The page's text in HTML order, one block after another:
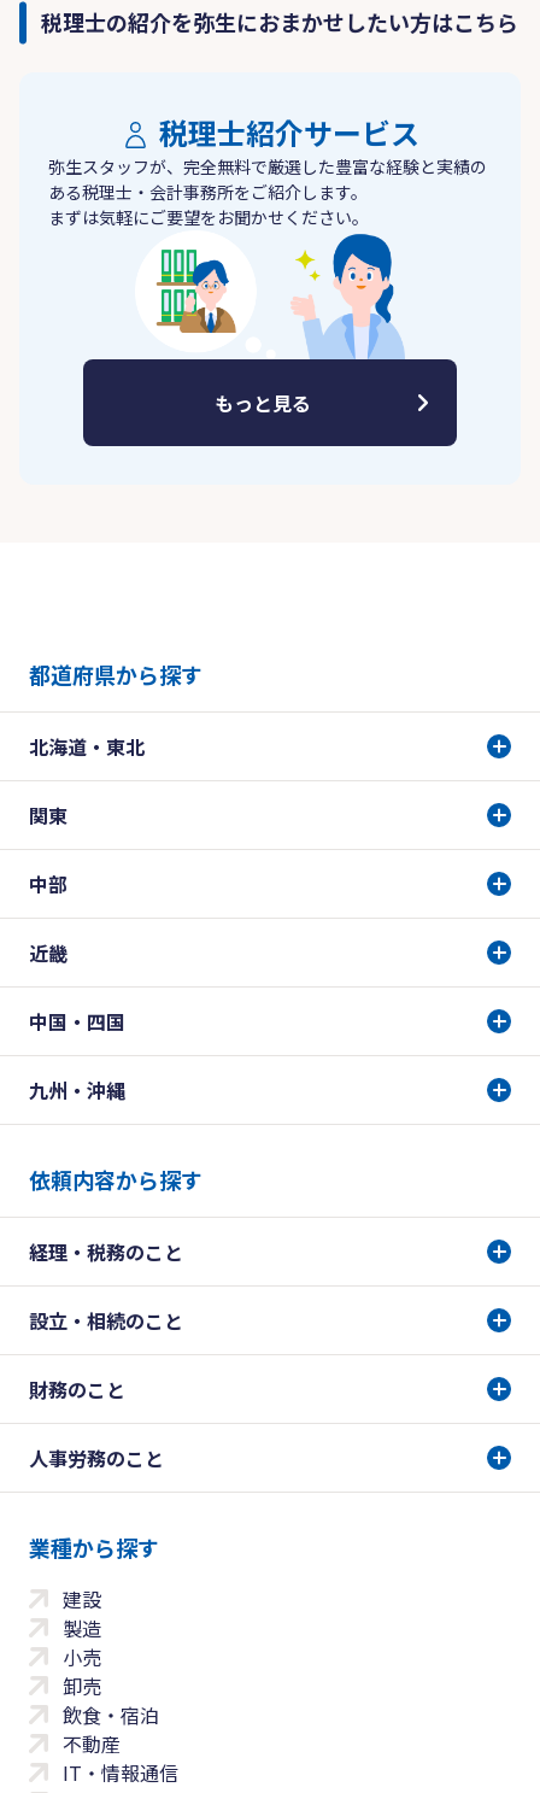
税理士の紹介を弥生におまかせしたい方はこちら
税理士紹介サービス
弥生スタッフが、完全無料で厳選した豊富な経験と実績の
ある税理士・会計事務所をご紹介します。
まずは気軽にご要望をお聞かせください。
もっと見る
都道府県から探す
北海道・東北
関東
中部
近畿
中国・四国
九州・沖縄
依頼内容から探す
経理・税務のこと
設立・相続のこと
財務のこと
人事労務のこと
業種から探す
建設
製造
小売
卸売
飲食・宿泊
不動産
IT・情報通信